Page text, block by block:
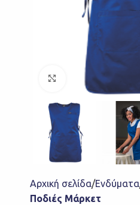
Click to enlarge
Αρχική σελίδα Ενδύματα
Ποδιές Μάρκετ